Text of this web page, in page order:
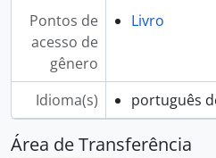
Pontos de
acesso de
gênero
Livro
Idioma(s) português
Área de Transferência